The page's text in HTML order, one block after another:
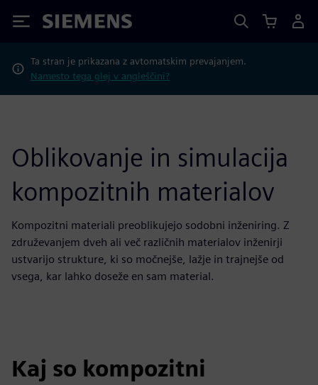
Siemens
Ta stran je prikazana z avtomatskim prevajanjem.
Namesto tega glej v angleščini?
Oblikovanje in simulacija
kompozitnih materialov
Kompozitni materiali preoblikujejo sodobni inženiring. Z
združevanjem dveh ali več različnih materialov inženirji
ustvarijo strukture, ki so močnejše, lažje in trajnejše od
vsega, kar lahko doseže en sam material.
Kaj so kompozitni